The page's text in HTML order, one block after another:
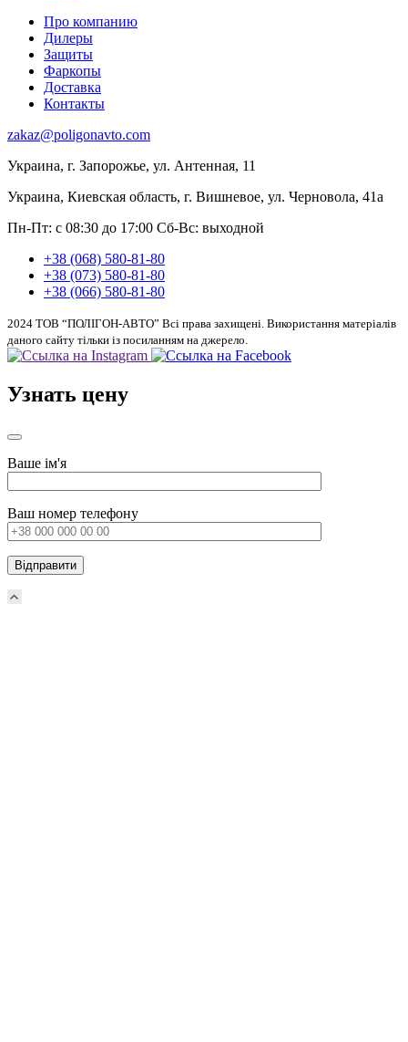
Про компанию
Дилеры
Защиты
Фаркопы
Доставка
Контакты
zakaz@poligonavto.com
Украина, г. Запорожье, ул. Антенная, 11
Украина, Киевская область, г. Вишневое, ул. Черновола, 41а
Пн-Пт: с 08:30 до 17:00 Сб-Вс: выходной
+38 (068) 580-81-80
+38 (073) 580-81-80
+38 (066) 580-81-80
2024 ТОВ “ПОЛІГОН-АВТО” Всі права захищені. Використання матеріалів
даного сайту тільки із посиланням на джерело.
Узнать цену
Ваше ім'я
Ваш номер телефону